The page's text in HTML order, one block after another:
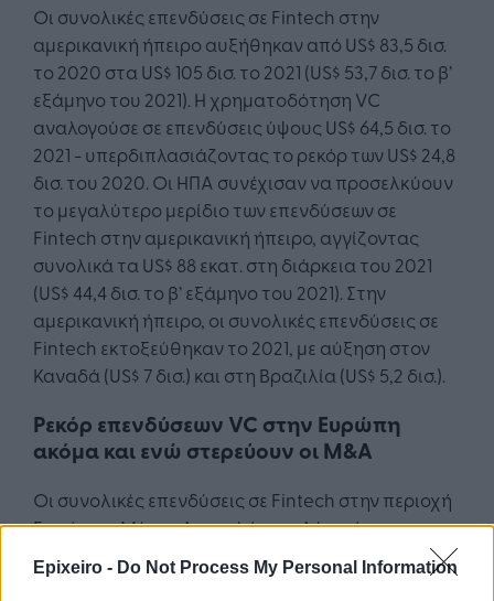
Epixeiro - Do Not Process My Personal Information
Οι συνολικές επενδύσεις σε Fintech στην
αμερικανική ήπειρο αυξήθηκαν από US$ 83,5 δισ.
το 2020 στα US$ 105 δισ. το 2021 (US$ 53,7 δισ. το β’
εξάμηνο του 2021). Η χρηματοδότηση VC
αναλογούσε σε επενδύσεις ύψους US$ 64,5 δισ. το
2021 - υπερδιπλασιάζοντας το ρεκόρ των US$ 24,8
δισ. του 2020. Οι ΗΠΑ συνέχισαν να προσελκύουν
το μεγαλύτερο μερίδιο των επενδύσεων σε
Fintech στην αμερικανική ήπειρο, αγγίζοντας
συνολικά τα US$ 88 εκατ. στη διάρκεια του 2021
(US$ 44,4 δισ. το β’ εξάμηνο του 2021). Στην
αμερικανική ήπειρο, οι συνολικές επενδύσεις σε
Fintech εκτοξεύθηκαν το 2021, με αύξηση στον
Καναδά (US$ 7 δισ.) και στη Βραζιλία (US$ 5,2 δισ.).
Ρεκόρ επενδύσεων VC στην Ευρώπη
ακόμα και ενώ στερεύουν οι M&A
Οι συνολικές επενδύσεις σε Fintech στην περιοχή
Ευρώπης, Μέσης Ανατολής και Αφρικής
αυξήθηκαν στο ρεκόρ των US$ 77 δισ. το 2021 (US$
29,8 δισ. το β’ εξάμηνο του 2021). Οι επενδύσεις στο